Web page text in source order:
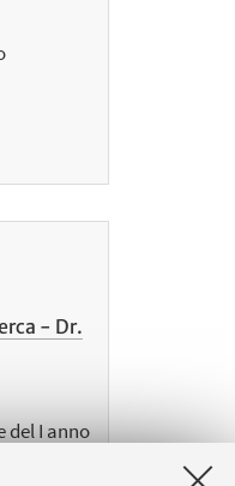
- Dr.
del I anno